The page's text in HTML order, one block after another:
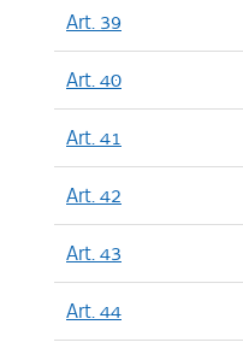
Art. 39
Art. 40
Art. 41
Art. 42
Art. 43
Art. 44